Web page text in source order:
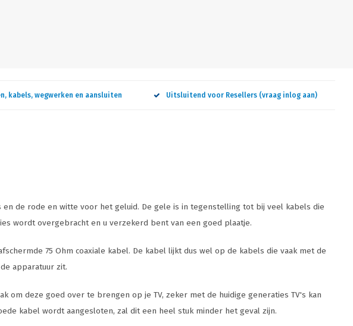
kabels, wegwerken en aansluiten Uitsluitend voor Resellers (vraag inlog aan)
de rode en witte voor het geluid. De gele is in tegenstelling tot bij veel kabels die
wordt overgebracht en u verzekerd bent van een goed plaatje.
75 Ohm coaxiale kabel. De kabel lijkt dus wel op de kabels die vaak met de
apparatuur zit.
om deze goed over te brengen op je TV, zeker met de huidige generaties TV's kan
kabel wordt aangesloten, zal dit een heel stuk minder het geval zijn.